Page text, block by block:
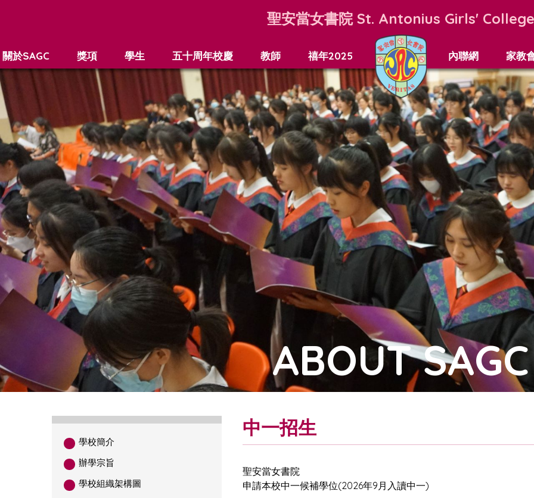
聖安當女書院 St. Antonius Girls' College
關於SAGC 獎項 學生 五十周年校慶 教師 禧年2025 內聯網 家教
ABOUT SAGC
學校簡介
辦學宗旨
學校組織架構圖
中一招生
聖安當女書院
申請本校中一候補學位(2026年9月入讀中一)